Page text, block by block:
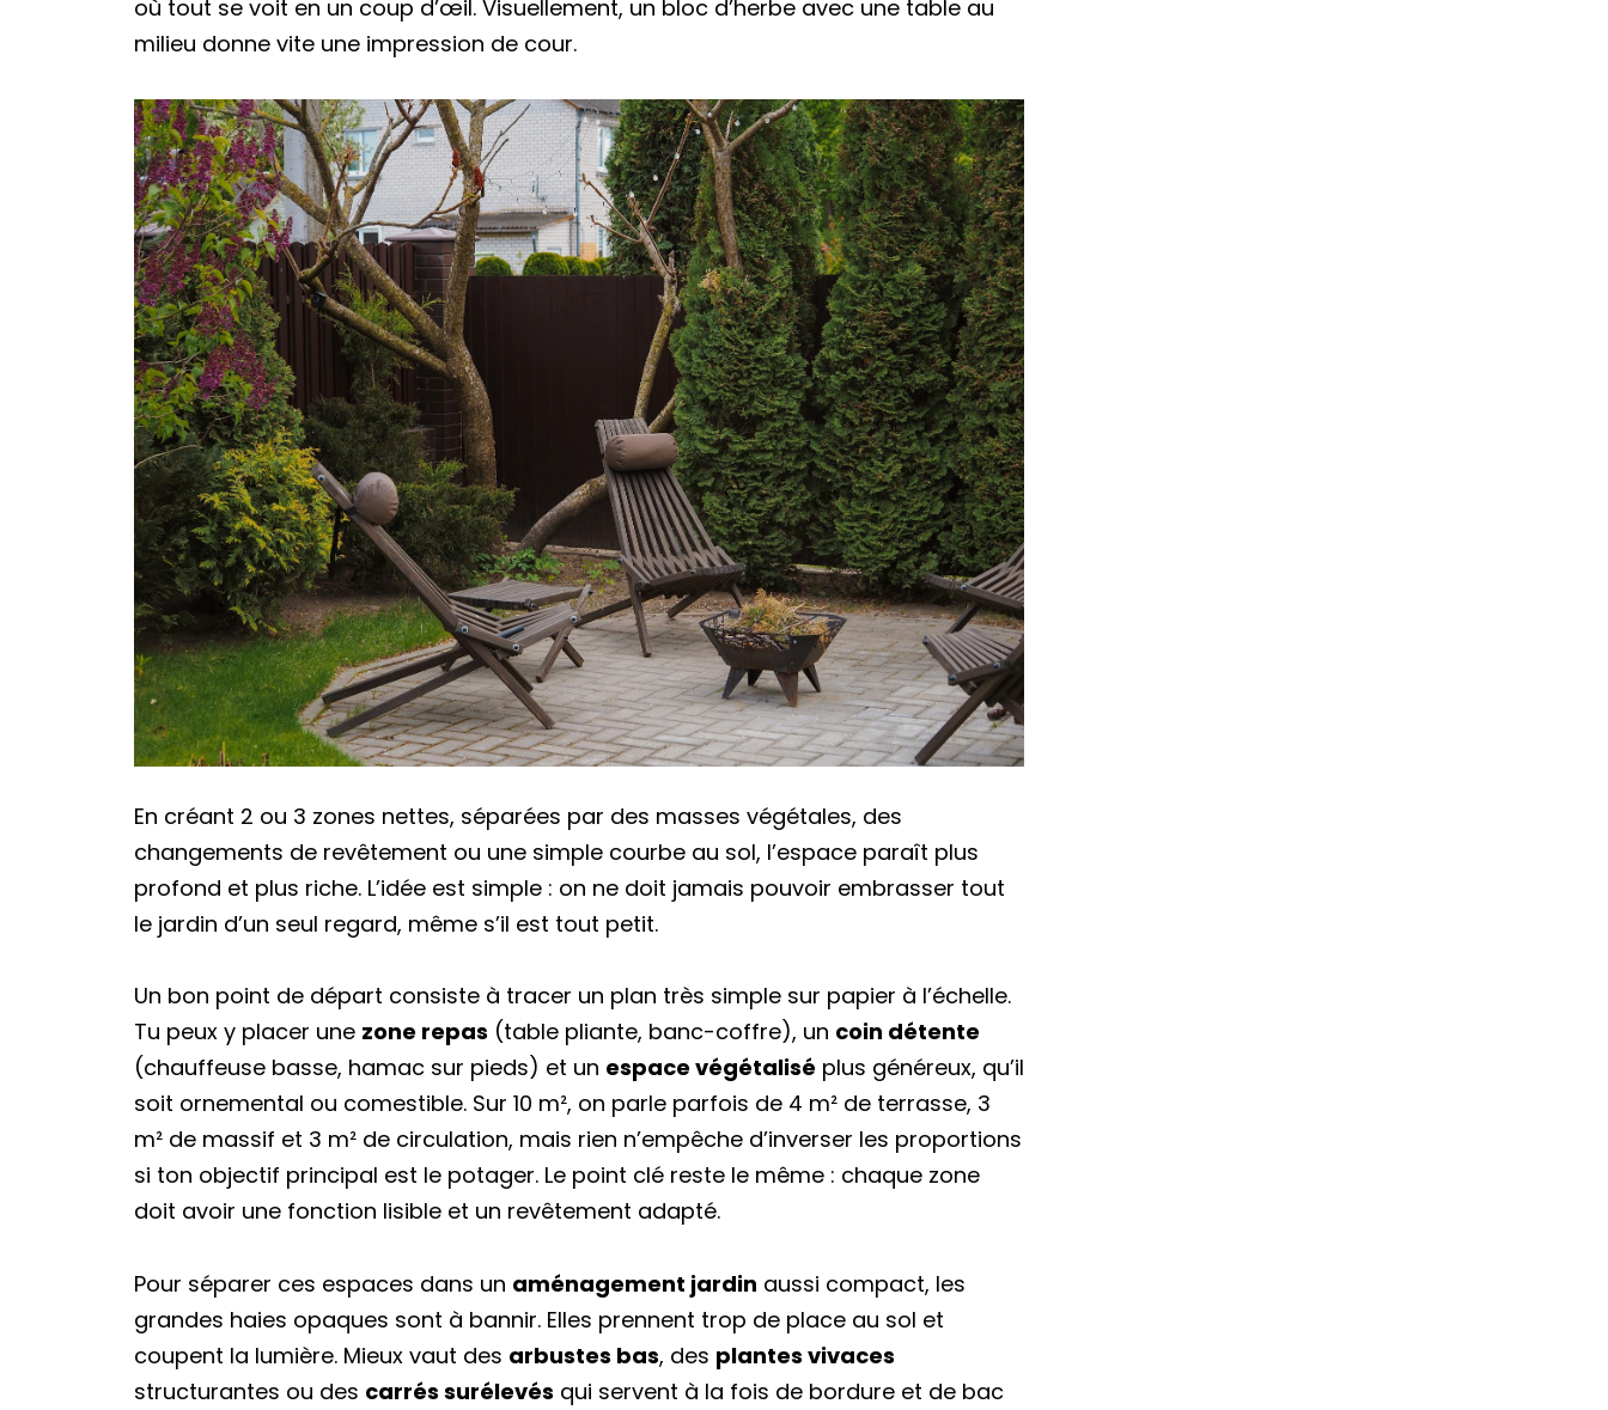
où tout se voit en un coup d’œil. Visuellement, un bloc d’herbe avec une table au
milieu donne vite une impression de cour.
En créant 2 ou 3 zones nettes, séparées par des masses végétales, des
changements de revêtement ou une simple courbe au sol, l’espace paraît plus
profond et plus riche. L’idée est simple : on ne doit jamais pouvoir embrasser tout
le jardin d’un seul regard, même s’il est tout petit.
Un bon point de départ consiste à tracer un plan très simple sur papier à l’échelle.
Tu peux y placer une zone repas (table pliante, banc-coffre), un coin détente
(chauffeuse basse, hamac sur pieds) et un espace végétalisé plus généreux, qu’il
soit ornemental ou comestible. Sur 10 m², on parle parfois de 4 m² de terrasse, 3
m² de massif et 3 m² de circulation, mais rien n’empêche d’inverser les proportions
si ton objectif principal est le potager. Le point clé reste le même : chaque zone
doit avoir une fonction lisible et un revêtement adapté.
Pour séparer ces espaces dans un aménagement jardin aussi compact, les
grandes haies opaques sont à bannir. Elles prennent trop de place au sol et
coupent la lumière. Mieux vaut des arbustes bas, des plantes vivaces
structurantes ou des carrés surélevés qui servent à la fois de bordure et de bac